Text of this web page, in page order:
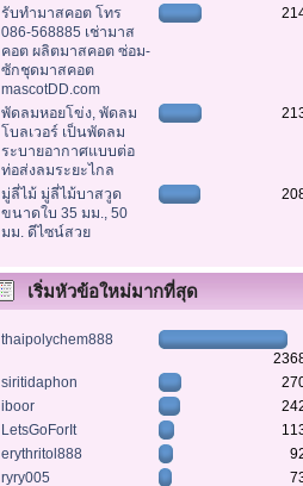
รับทำมาสคอต โทร
086-568885 เช่ามาส
คอต ผลิตมาสคอต ซ่อม-
ซักชุดมาสคอต
mascotDD.com
พัดลมหอยโข่ง, พัดลม
โบลเวอร์ เป็นพัดลม
ระบายอากาศแบบต่อ
ท่อส่งลมระยะไกล
มู่ลี่ไม้ มู่ลี่ไม้บาสวูด
ขนาดใบ 35 มม., 50
มม. ดีไซน์สวย
เริ่มหัวข้อใหม่มากที่สุด
thaipolychem888
siritidaphon
iboor
LetsGoForIt
erythritol888
ryry005